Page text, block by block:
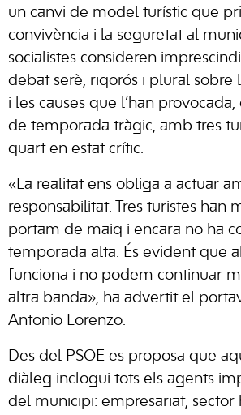
un canvi de model turístic que
convivència i la seguretat al
socialistes consideren
debat serè, rigorós i plural sobre
i les causes que l’han
de temporada tràgic, amb tres
quart en estat crític.
«La realitat ens obliga a actuar
responsabilitat. Tres turistes han
portam de maig i encara no ha
temporada alta. És evident que
funciona i no podem continuar
altra banda», ha advertit el
Antonio Lorenzo.
Des del PSOE es proposa que
diàleg inclogui tots els agents
del municipi: empresariat, sector